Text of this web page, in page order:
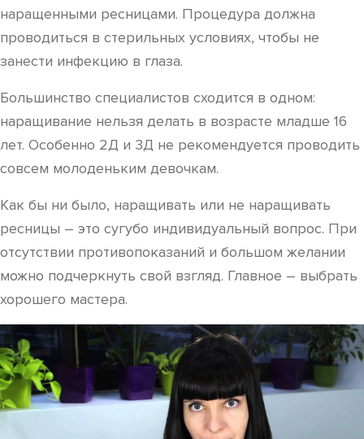
наращенными ресницами. Процедура должна
проводиться в стерильных условиях, чтобы не
занести инфекцию в глаза.
Большинство специалистов сходится в одном:
наращивание нельзя делать в возрасте младше 16
лет. Особенно 2Д и 3Д не рекомендуется проводить
совсем молоденьким девочкам.
Как бы ни было, наращивать или не наращивать
ресницы – это сугубо индивидуальный вопрос. При
отсутствии противопоказаний и большом желании
можно подчеркнуть свой взгляд. Главное – выбрать
хорошего мастера.